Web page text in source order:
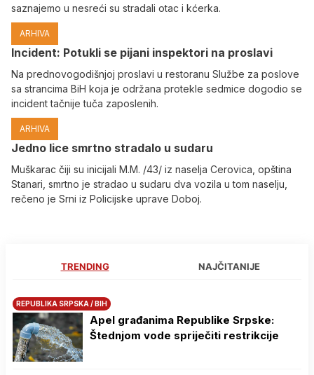
saznajemo u nesreći su stradali otac i kćerka.
ARHIVA
Incident: Potukli se pijani inspektori na proslavi
Na prednovogodišnjoj proslavi u restoranu Službe za poslove
sa strancima BiH koja je održana protekle sedmice dogodio se
incident tačnije tuča zaposlenih.
ARHIVA
Јedno lice smrtno stradalo u sudaru
Muškarac čiji su inicijali M.M. /43/ iz naselja Cerovica, opština
Stanari, smrtno je stradao u sudaru dva vozila u tom naselju,
rečeno je Srni iz Policijske uprave Doboj.
TRENDING NAJČITANIJE
REPUBLIKA SRPSKA / BIH
Apel građanima Republike Srpske:
Štednjom vode spriječiti restrikcije